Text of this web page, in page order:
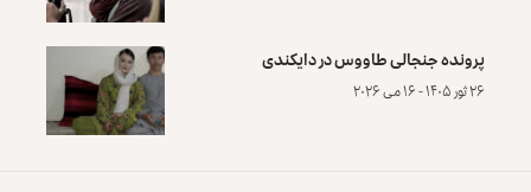
پرونده‌ جنجالی طاووس در دایکندی
۲۶ ثور ۱۴۰۵ - ۱۶ می ۲۰۲۶